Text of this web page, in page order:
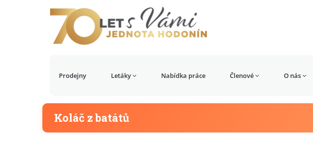
Prodejny Letáky Nabídka práce Členové O nás
Koláč z batátů